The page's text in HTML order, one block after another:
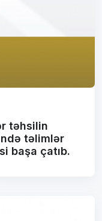
təhsilin
təlimlər
başa çatıb.